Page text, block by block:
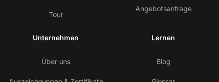
Tour
Angebotsanfrage
Unternehmen
Über uns
Lernen
Blog